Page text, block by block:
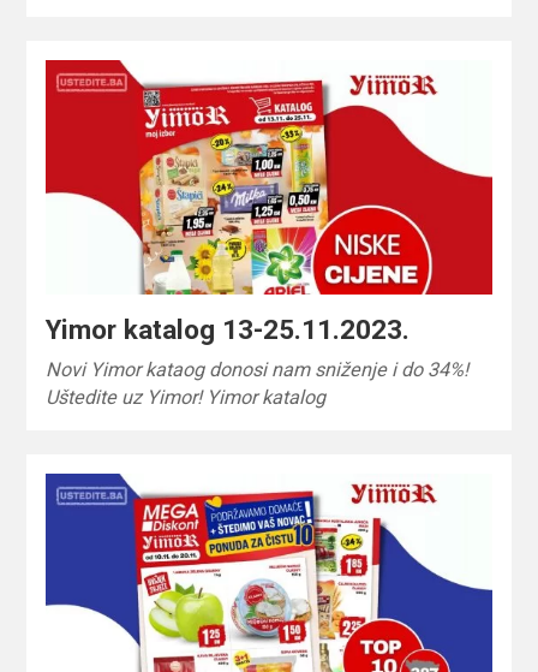
Yimor katalog 13-25.11.2023.
Novi Yimor kataog donosi nam sniženje i do 34%!
Uštedite uz Yimor! Yimor katalog